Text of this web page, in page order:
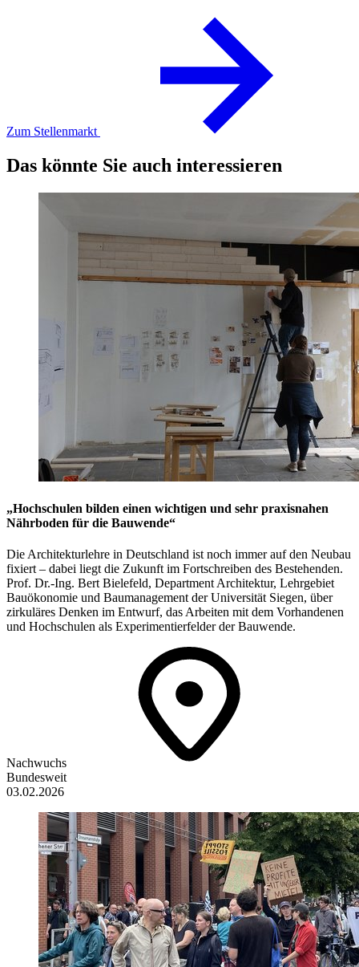
Zum Stellenmarkt
Das könnte Sie auch interessieren
„Hochschulen bilden einen wichtigen und sehr praxisnahen
Nährboden für die Bauwende“
Die Architekturlehre in Deutschland ist noch immer auf den Neubau
fixiert – dabei liegt die Zukunft im Fortschreiben des Bestehenden.
Prof. Dr.-Ing. Bert Bielefeld, Department Architektur, Lehrgebiet
Bauökonomie und Baumanagement der Universität Siegen, über
zirkuläres Denken im Entwurf, das Arbeiten mit dem Vorhandenen
und Hochschulen als Experimentierfelder der Bauwende.
Nachwuchs
Bundesweit
03.02.2026